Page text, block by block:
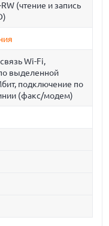
(чтение и запись
Wi-Fi,
выделенной
подключение по
(факс/модем)